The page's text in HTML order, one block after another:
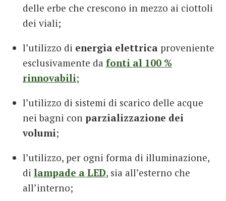
delle erbe che crescono in mezzo ai ciottoli
dei viali;
l’utilizzo di energia elettrica proveniente
esclusivamente da fonti al 100 %
rinnovabili;
l’utilizzo di sistemi di scarico delle acque
nei bagni con parzializzazione dei
volumi;
l’utilizzo, per ogni forma di illuminazione,
di lampade a LED, sia all’esterno che
all’interno;